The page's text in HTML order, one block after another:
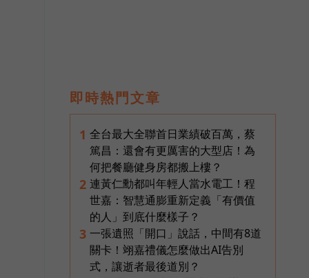
即時熱門文章
1 全台最大全聯首日業績破百萬，蔡
篤昌：還會有更厲害的大型店！為
何把餐廳健身房都搬上樓？
2 連黃仁勳都叫年輕人當水電工！程
世嘉：智慧通膨重新定義「有價值
的人」到底什麼樣子？
3 一張遺照「開口」說話，中間有8道
關卡！翊嘉禮儀怎麼做出AI告別
式，讓逝者最後道別？